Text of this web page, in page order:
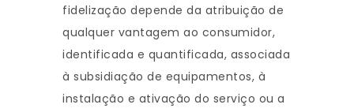
fidelização depende da atribuição de
qualquer vantagem ao consumidor,
identificada e quantificada, associada
à subsidiação de equipamentos, à
instalação e ativação do serviço ou a